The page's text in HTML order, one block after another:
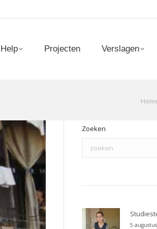
Help Projecten Verslagen
Je
Zoeken
5
Help Projecten Verslagen